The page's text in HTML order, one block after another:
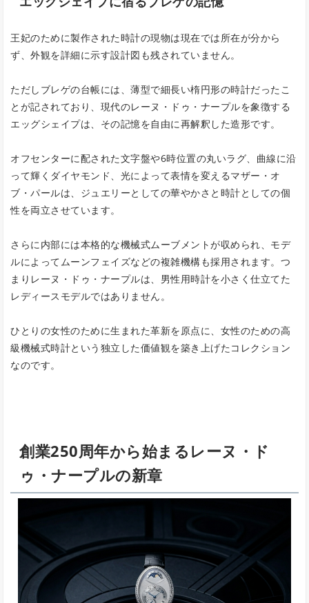
王妃のために製作された時計の現物は現在では所在が分から
ず、外観を詳細に示す設計図も残されていません。
ただしブレゲの台帳には、薄型で細長い楕円形の時計だったこ
とが記されており、現代のレーヌ・ドゥ・ナープルを象徴する
エッグシェイプは、その記憶を自由に再解釈した造形です。
オフセンターに配された文字盤や6時位置の丸いラグ、曲線に沿
って輝くダイヤモンド、光によって表情を変えるマザー・オ
ブ・パールは、ジュエリーとしての華やかさと時計としての個
性を両立させています。
さらに内部には本格的な機械式ムーブメントが収められ、モデ
ルによってムーンフェイズなどの複雑機構も採用されます。つ
まりレーヌ・ドゥ・ナープルは、男性用時計を小さく仕立てた
レディースモデルではありません。
ひとりの女性のために生まれた革新を原点に、女性のための高
級機械式時計という独立した価値観を築き上げたコレクション
なのです。
創業250周年から始まるレーヌ・ド
ゥ・ナープルの新章